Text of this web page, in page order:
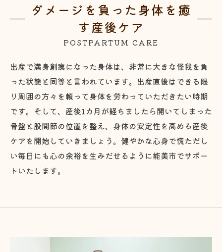
ダメージを負った身体を癒
す産後ケア
POSTPARTUM CARE
出産で満身創痍になった身体は、非常に大きな怪我を負
った状態と同等と言われています。出産直後はできる限
り周囲の方々を頼って身体を労わっていただきたい時期
です。そして、産後1カ月が経ちましたら開いてしまった
骨盤と股関節の位置を整え、身体の安定性を高める産後
ケアを開始していきましょう。健やかな心身で慌ただし
い毎日にも心の余裕を生みだせるように能美市でサポー
トいたします。